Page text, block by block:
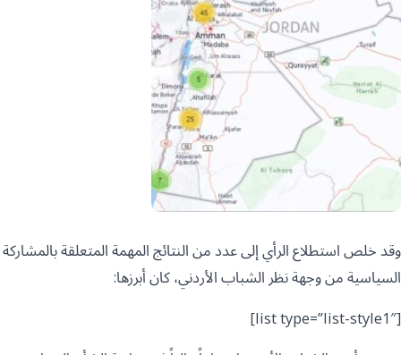
وقد خلص استطلاع الرأي إلى عدد من النتائج المهمة المتعلقة بالمشاركة
السياسية من وجهة نظر الشباب الأردني، كان أبرزها:
[list type=”list-style1″]